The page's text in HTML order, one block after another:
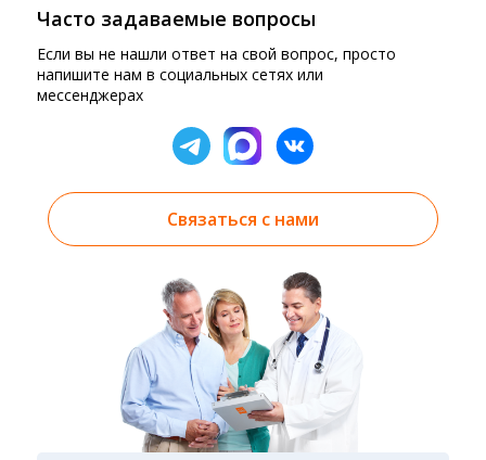
Часто задаваемые вопросы
Если вы не нашли ответ на свой вопрос, просто
напишите нам в социальных сетях или
мессенджерах
Связаться с нами
Результаты вы можете получить тремя